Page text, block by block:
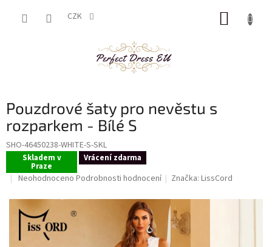
CZK
Pouzdrové šaty pro nevěstu s
rozparkem - Bílé S
SHO-46450238-WHITE-S-SKL
Skladem v
Praze
Vrácení zdarma
Průměrné
produktu
je
0,0
Neohodnoceno Podrobnosti hodnocení Značka:LissCord